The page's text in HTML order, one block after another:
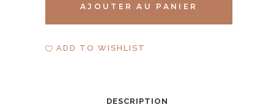
-
Print
AJOUTER AU PANIER
ADD TO WISHLIST
DESCRIPTION